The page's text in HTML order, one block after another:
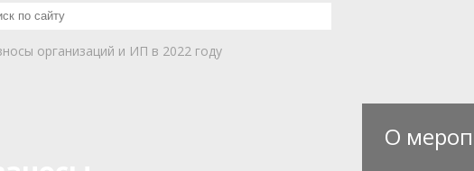
организаций и ИП в 2022 году
О